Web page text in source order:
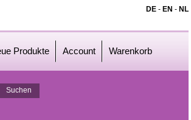
DE- EN - NL
Produkte Account Warenkorb